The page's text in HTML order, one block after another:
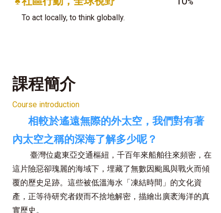
To act locally, to think globally.
課程簡介
Course introduction
相較於遙遠無際的外太空，我們對有著
內太空之稱的深海了解多少呢？
臺灣位處東亞交通樞紐，千百年來船舶往來頻密，在
這片險惡卻瑰麗的海域下，埋藏了無數因颱風與戰火而傾
覆的歷史足跡。這些被低溫海水「凍結時間」的文化資
產，正等待研究者鍥而不捨地解密，描繪出廣袤海洋的真
實歷史。